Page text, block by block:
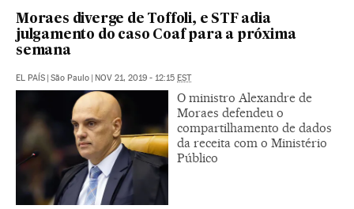
Moraes diverge de Toffoli, e STF adia
julgamento do caso Coaf para a próxima
semana
EL PAÍS | São Paulo | NOV 21, 2019 - 12:15 EST
O ministro Alexandre de
Moraes defendeu o
compartilhamento de dados
da receita com o Ministério
Público